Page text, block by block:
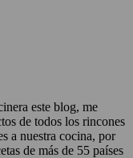
este blog, me
de todos los rincones
a nuestra cocina, por
de más de 55 países